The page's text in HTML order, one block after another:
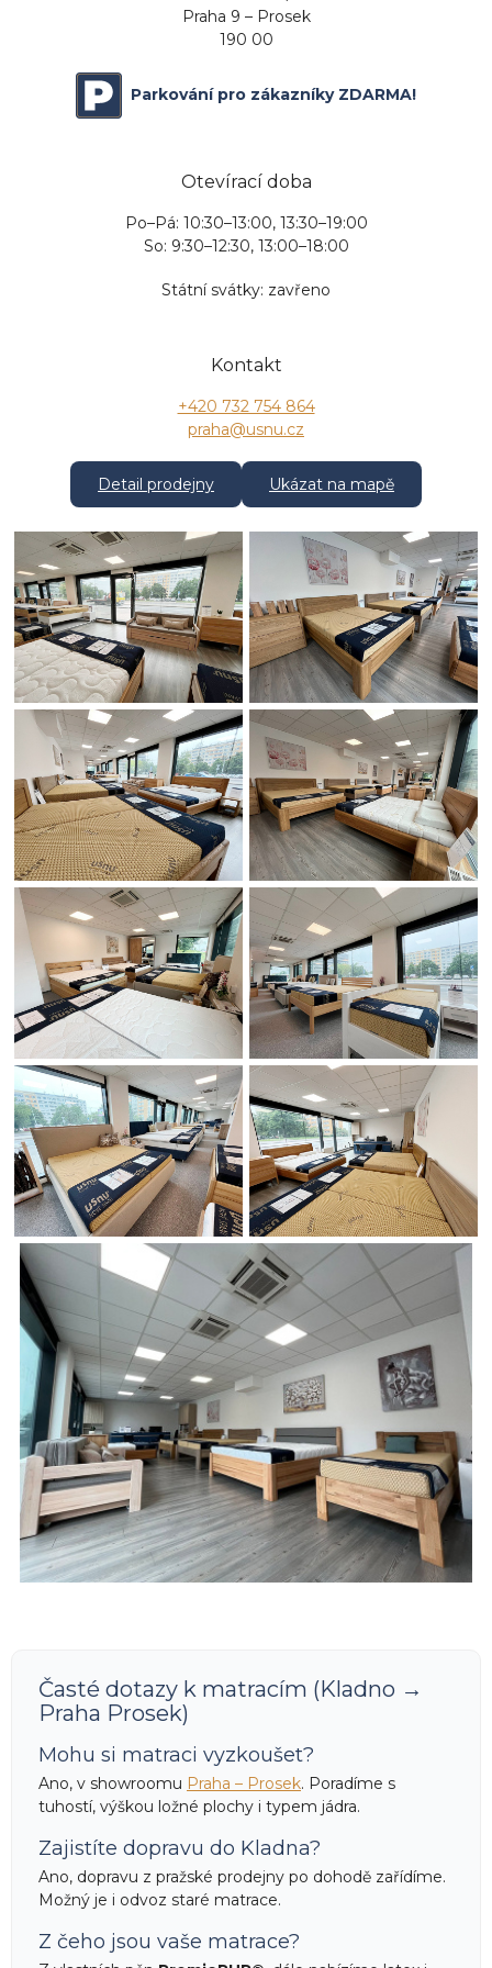
Praha 9 – Prosek
190 00
Parkování pro zákazníky ZDARMA!
Otevírací doba
Po–Pá: 10:30–13:00, 13:30–19:00
So: 9:30–12:30, 13:00–18:00
Státní svátky: zavřeno
Kontakt
+420 732 754 864
praha@usnu.cz
Detail prodejny Ukázat na mapě
Časté dotazy k matracím (Kladno →
Praha Prosek)
Mohu si matraci vyzkoušet?
Ano, v showroomu Praha – Prosek. Poradíme s
tuhostí, výškou ložné plochy i typem jádra.
Zajistíte dopravu do Kladna?
Ano, dopravu z pražské prodejny po dohodě zařídíme.
Možný je i odvoz staré matrace.
Z čeho jsou vaše matrace?